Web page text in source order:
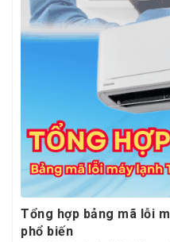
Tổng hợp bảng mã lỗi
phổ biến